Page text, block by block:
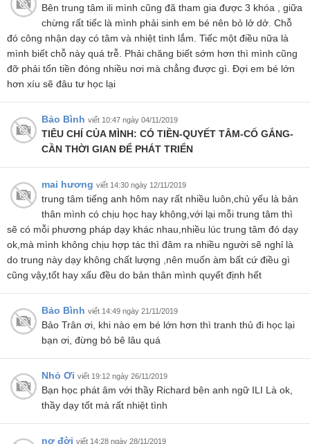
Bên trung tâm ili mình cũng đã tham gia được 3 khóa , giữa
chừng rất tiếc là mình phải sinh em bé nên bỏ lở dở. Chỗ
đó công nhận dạy có tâm và nhiệt tình lắm. Tiếc một điều nữa là
mình biết chỗ này quá trễ. Phải chăng biết sớm hơn thì mình cũng
đỡ phải tốn tiền đóng nhiều nơi mà chẳng được gì. Đợi em bé lớn
hơn xíu sẽ đâu tư học lại
Bảo Bình viết 10:47 ngày 04/11/2019
TIÊU CHÍ CỦA MÌNH: CÓ TIỀN-QUYẾT TÂM-CỐ GẮNG-
CẦN THỜI GIAN ĐỂ PHÁT TRIỂN
mai hương viết 14:30 ngày 12/11/2019
trung tâm tiếng anh hôm nay rất nhiều luôn,chủ yếu là bản
thân mình có chịu học hay không,với lại mỗi trung tâm thì
sẽ có mỗi phương pháp dạy khác nhau,nhiều lúc trung tâm đó dạy
ok,mà mình không chịu hợp tác thì đâm ra nhiều người sẽ nghỉ là
do trung này dạy không chất lượng ,nên muốn àm bất cứ điều gì
cũng vậy,tốt hay xấu đều do bản thân mình quyết định hết
Bảo Bình viết 14:49 ngày 21/11/2019
Bảo Trân ơi, khi nào em bé lớn hơn thì tranh thủ đi học lại
bạn ơi, đừng bỏ bê lâu quá
Nhỏ Ơi viết 19:12 ngày 26/11/2019
Bạn học phát âm với thầy Richard bên anh ngữ ILI Là ok,
thầy dạy tốt mà rất nhiệt tình
nợ đời viết 14:28 ngày 28/11/2019